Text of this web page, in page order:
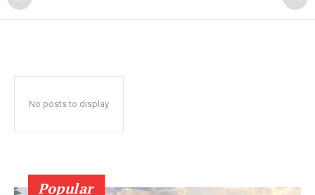
No posts to display
Popular